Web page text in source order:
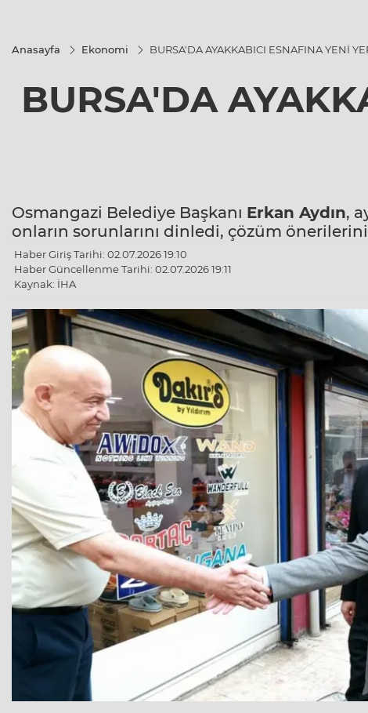
Anasayfa Ekonomi BURSA'DA AYAKKABICI ESNAFINA YENİ
BURSA'DA
Osmangazi Belediye Başkanı Erkan Aydın,
onların sorunlarını dinledi, çözüm
Haber Giriş Tarihi: 02.07.2026 19:10
Haber Güncellenme Tarihi: 02.07.2026 19:11
Kaynak: İHA